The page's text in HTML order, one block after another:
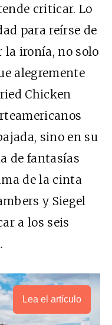
criticar. Lo
para reírse de
la ironía, no solo
alegremente
Chicken
sino en su
de fantasías
de la cinta
y Siegel
a los seis
Lea el artículo